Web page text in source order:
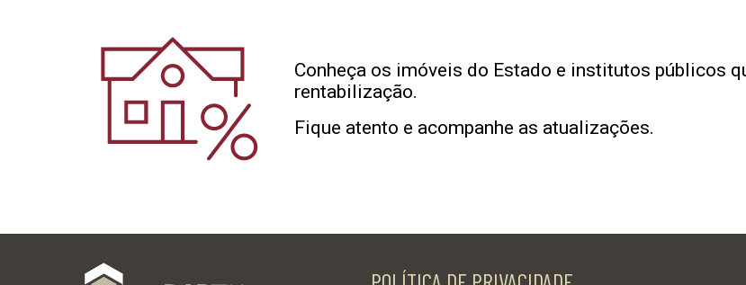
Conheça os imóveis do Estado e institutos públicos
rentabilização.
Fique atento e acompanhe as atualizações.